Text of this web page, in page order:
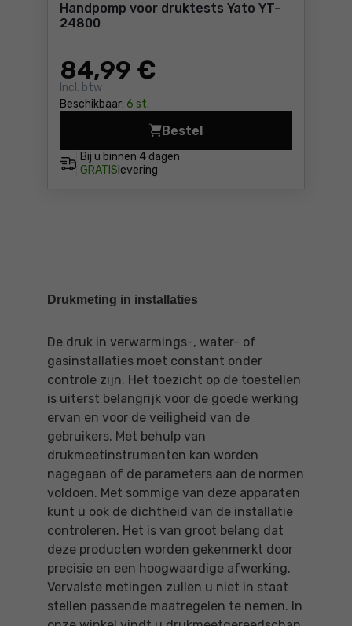
Handpomp voor druktests Yato YT-
24800
84,99 €
Incl. btw
Beschikbaar: 6 st.
Bij u binnen 4 dagen
GRATIS levering
Bestel
Handpomp voor druktests
Drukmeting in installaties
De druk in verwarmings-, water- of
gasinstallaties moet constant onder
controle zijn. Het toezicht op de toestellen
is uiterst belangrijk voor de goede werking
ervan en voor de veiligheid van de
gebruikers. Met behulp van
drukmeetinstrumenten kan worden
nagegaan of de parameters aan de normen
voldoen. Met sommige van deze apparaten
kunt u ook de dichtheid van de installatie
controleren. Het is van groot belang dat
deze producten worden gekenmerkt door
precisie en een hoogwaardige afwerking.
Vervalste metingen zullen u niet in staat
stellen passende maatregelen te nemen. In